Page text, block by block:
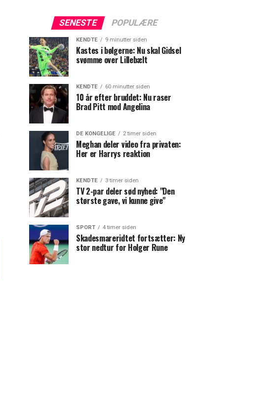
SENESTE POPULÆRE
KENDTE 9 minutter siden
Kastes i bølgerne: Nu skal Gidsel
svømme over Lillebælt
KENDTE 60 minutter siden
10 år efter bruddet: Nu raser
Brad Pitt mod Angelina
DE KONGELIGE 2 timer siden
Meghan deler video fra privaten:
Her er Harrys reaktion
KENDTE 3 timer siden
TV 2-par deler sød nyhed: "Den
største gave, vi kunne give"
SPORT 4 timer siden
Skadesmareridtet fortsætter: Ny
stor nedtur for Holger Rune